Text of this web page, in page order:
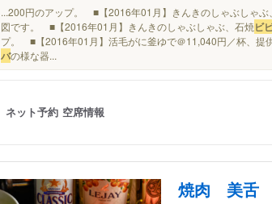
...200円のアップ。 ■【2016年01月】きんきのしゃぶしゃぶ
図です。 ■【2016年01月】きんきのしゃぶしゃぶ、石焼ビ
プ。 ■【2016年01月】活毛がに釜ゆで＠11,040円／杯、
バの様な器...
ネット予約 空席情報
焼肉 美舌